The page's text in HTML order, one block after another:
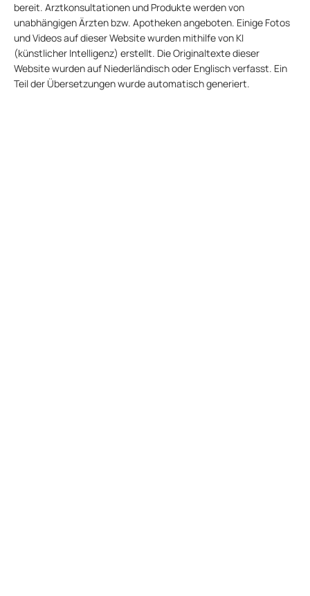
bereit. Arztkonsultationen und Produkte werden von
unabhängigen Ärzten bzw. Apotheken angeboten. Einige Fotos
und Videos auf dieser Website wurden mithilfe von KI
(künstlicher Intelligenz) erstellt. Die Originaltexte dieser
Website wurden auf Niederländisch oder Englisch verfasst. Ein
Teil der Übersetzungen wurde automatisch generiert.